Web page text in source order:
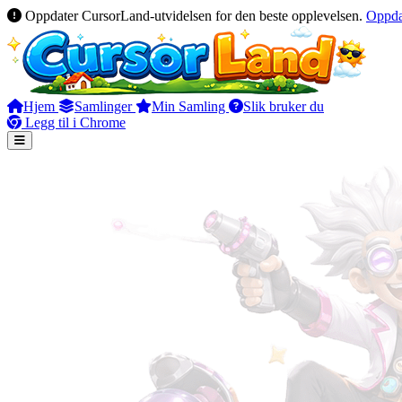
Oppdater CursorLand-utvidelsen for den beste opplevelsen.
Hjem Samlinger Min Samling
Slik bruker du
Legg til i Chrome